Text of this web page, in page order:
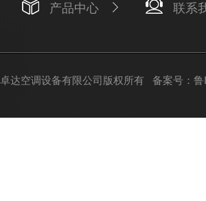
产品中心 联系
达空调设备有限公司版权所有 备案号：